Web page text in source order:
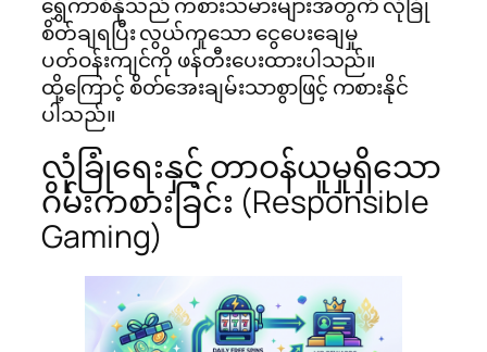
ရွှေကာစီနိုသည် ကစားသမားများအတွက် လုံခြုံ
စိတ်ချရပြီး လွယ်ကူသော ငွေပေးချေမှု
ပတ်ဝန်းကျင်ကို ဖန်တီးပေးထားပါသည်။
ထို့ကြောင့် စိတ်အေးချမ်းသာစွာဖြင့် ကစားနိုင်
ပါသည်။
လုံခြုံရေးနှင့် တာဝန်ယူမှုရှိသော
ဂိမ်းကစားခြင်း (Responsible
Gaming)